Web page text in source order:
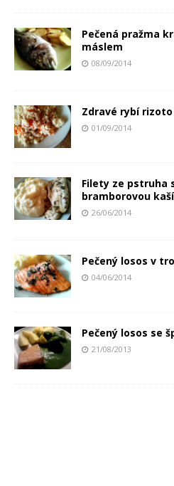
Pečená pražma
máslem
08/09/2014
Zdravé rybí
01/09/2014
Filety ze pstruha
bramborovou kaší
26/06/2014
Pečený losos v
04/06/2014
Pečený losos se
21/08/2013